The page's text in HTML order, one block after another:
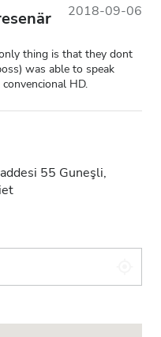
2018-09-06
thing is that they dont
was able to speak
HD.
55 Guneşli,